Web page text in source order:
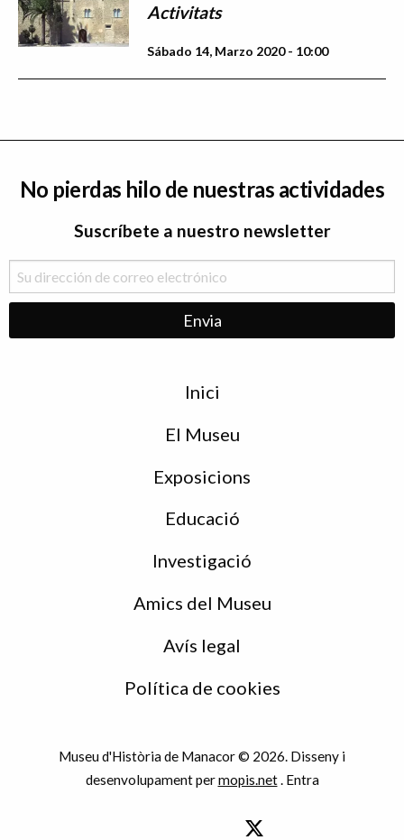
Activitats
Sábado 14, Marzo 2020 - 10:00
No pierdas hilo de nuestras actividades
Suscríbete a nuestro newsletter
Inici
El Museu
Exposicions
Educació
Investigació
Amics del Museu
Avís legal
Política de cookies
Museu d'Història de Manacor © 2026. Disseny i
desenvolupament permopis.net. Entra